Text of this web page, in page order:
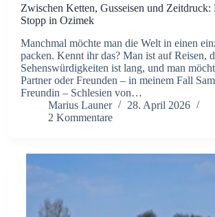
Zwischen Ketten, Gusseisen und Zeitdruck:
Stopp in Ozimek
Manchmal möchte man die Welt in einen
packen. Kennt ihr das? Man ist auf Reisen,
Sehenswürdigkeiten ist lang, und man
Partner oder Freunden – in meinem Fall
Freundin – Schlesien von…
Marius Launer
28. April 2026
2 Kommentare